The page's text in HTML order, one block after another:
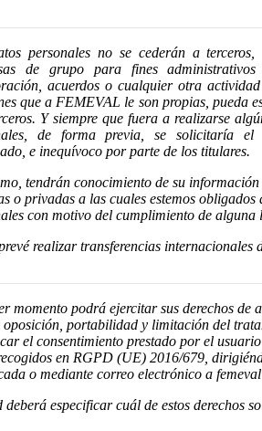
personales no se cederán a
de grupo para fines
acuerdos o cualquier otra
que a FEMEVAL le son propias, pueda
Y siempre que fuera a realizarse
de forma previa, se solicitaría el
e inequívoco por parte de los titulares.
tendrán conocimiento de su
o privadas a las cuales estemos obligados
con motivo del cumplimiento de alguna
realizar transferencias internacionales
momento podrá ejercitar sus derechos de
oposición, portabilidad y limitación del
el consentimiento prestado por el
en RGPD (UE) 2016/679,
o mediante correo electrónico a
deberá especificar cuál de estos derechos